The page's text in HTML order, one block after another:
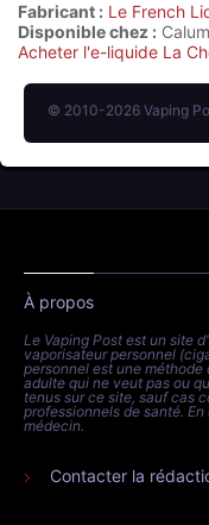
Fabricant : Le French
Disponible chez :
Acheter l'e-liquide La
© 2010-2026 Vaping
À propos
Le Vaping Post est un site
vaporisateur personnel
personnel est une
adulte qui ne veut pas ou
tenus sur ce site, sauf cas
professionnels de santé.
médecin.
Contacter la